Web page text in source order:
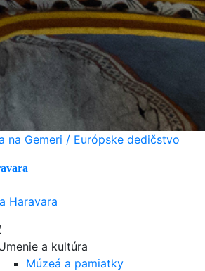
na Gemeri / Európske dedičstvo
Haravara
a kultúra
Múzeá a pamiatky